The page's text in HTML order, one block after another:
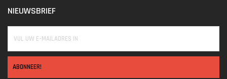
NIEUWSBRIEF
ABONNEER!